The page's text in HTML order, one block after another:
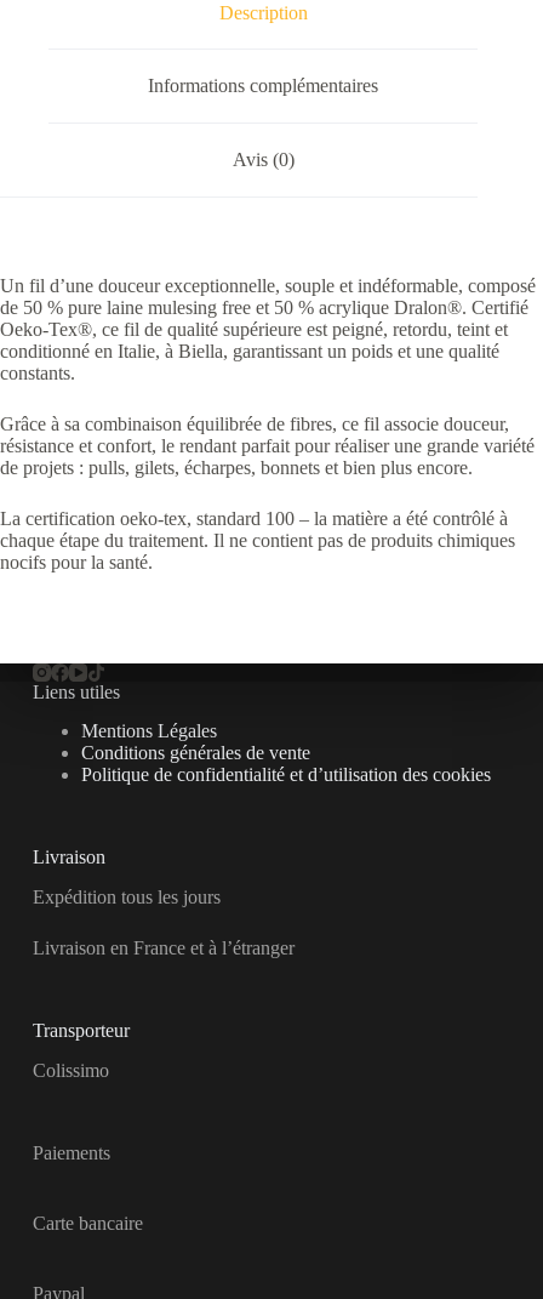
Description
Informations complémentaires
Avis (0)
Un fil d’une douceur exceptionnelle, souple et indéformable, composé
de 50 % pure laine mulesing free et 50 % acrylique Dralon®. Certifié
Oeko-Tex®, ce fil de qualité supérieure est peigné, retordu, teint et
conditionné en Italie, à Biella, garantissant un poids et une qualité
constants.
Grâce à sa combinaison équilibrée de fibres, ce fil associe douceur,
résistance et confort, le rendant parfait pour réaliser une grande variété
de projets : pulls, gilets, écharpes, bonnets et bien plus encore.
La certification oeko-tex, standard 100 – la matière a été contrôlé à
chaque étape du traitement. Il ne contient pas de produits chimiques
nocifs pour la santé.
Liens utiles
Mentions Légales
Conditions générales de vente
Politique de confidentialité et d’utilisation des cookies
Livraison
Expédition tous les jours
Livraison en France et à l’étranger
Transporteur
Colissimo
Paiements
Carte bancaire
Paypal